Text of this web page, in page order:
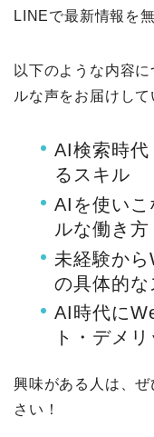
LINEで最新情報を
以下のような内容
ルな声をお届けして
AI検索時
るスキル
AIを使いこ
ルな働き方
未経験か
の具体的
AI時代に
ト・デメリ
興味がある人は、
さい！